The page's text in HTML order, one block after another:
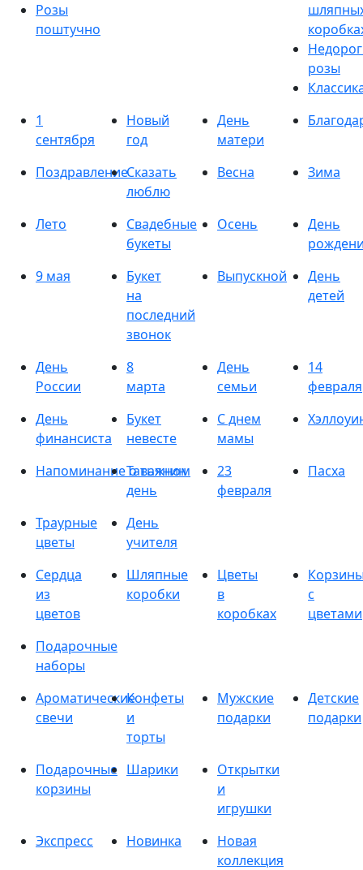
Розы
поштучно
розы
1
сентября
Новый
год
День
матери
ПоздравлениеСказать
люблю
Весна Зима
Лето
Свадебные
букеты
Осень
День
9 мая
Букет
на
последний
звонок
Выпускной
День
детей
День
России
8
марта
День
семьи
14
февраля
День
финансиста
Букет
невесте
С днем
мамы
Напоминание о важном
Татьянин
день
23
февраля
Пасха
Траурные
цветы
День
учителя
Сердца
из
цветов
Шляпные
коробки
Цветы
в
коробках
с
цветами
Подарочные
наборы
Ароматические
свечи
Конфеты
и
торты
Мужские
подарки
Детские
подарки
Подарочные
корзины
Шарики
Открытки
и
игрушки
Экспресс
Новинка
Новая
коллекция